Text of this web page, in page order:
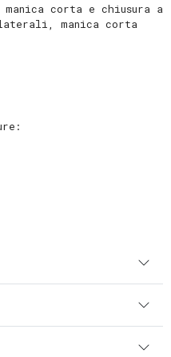
manica corta e chiusura a
manica corta